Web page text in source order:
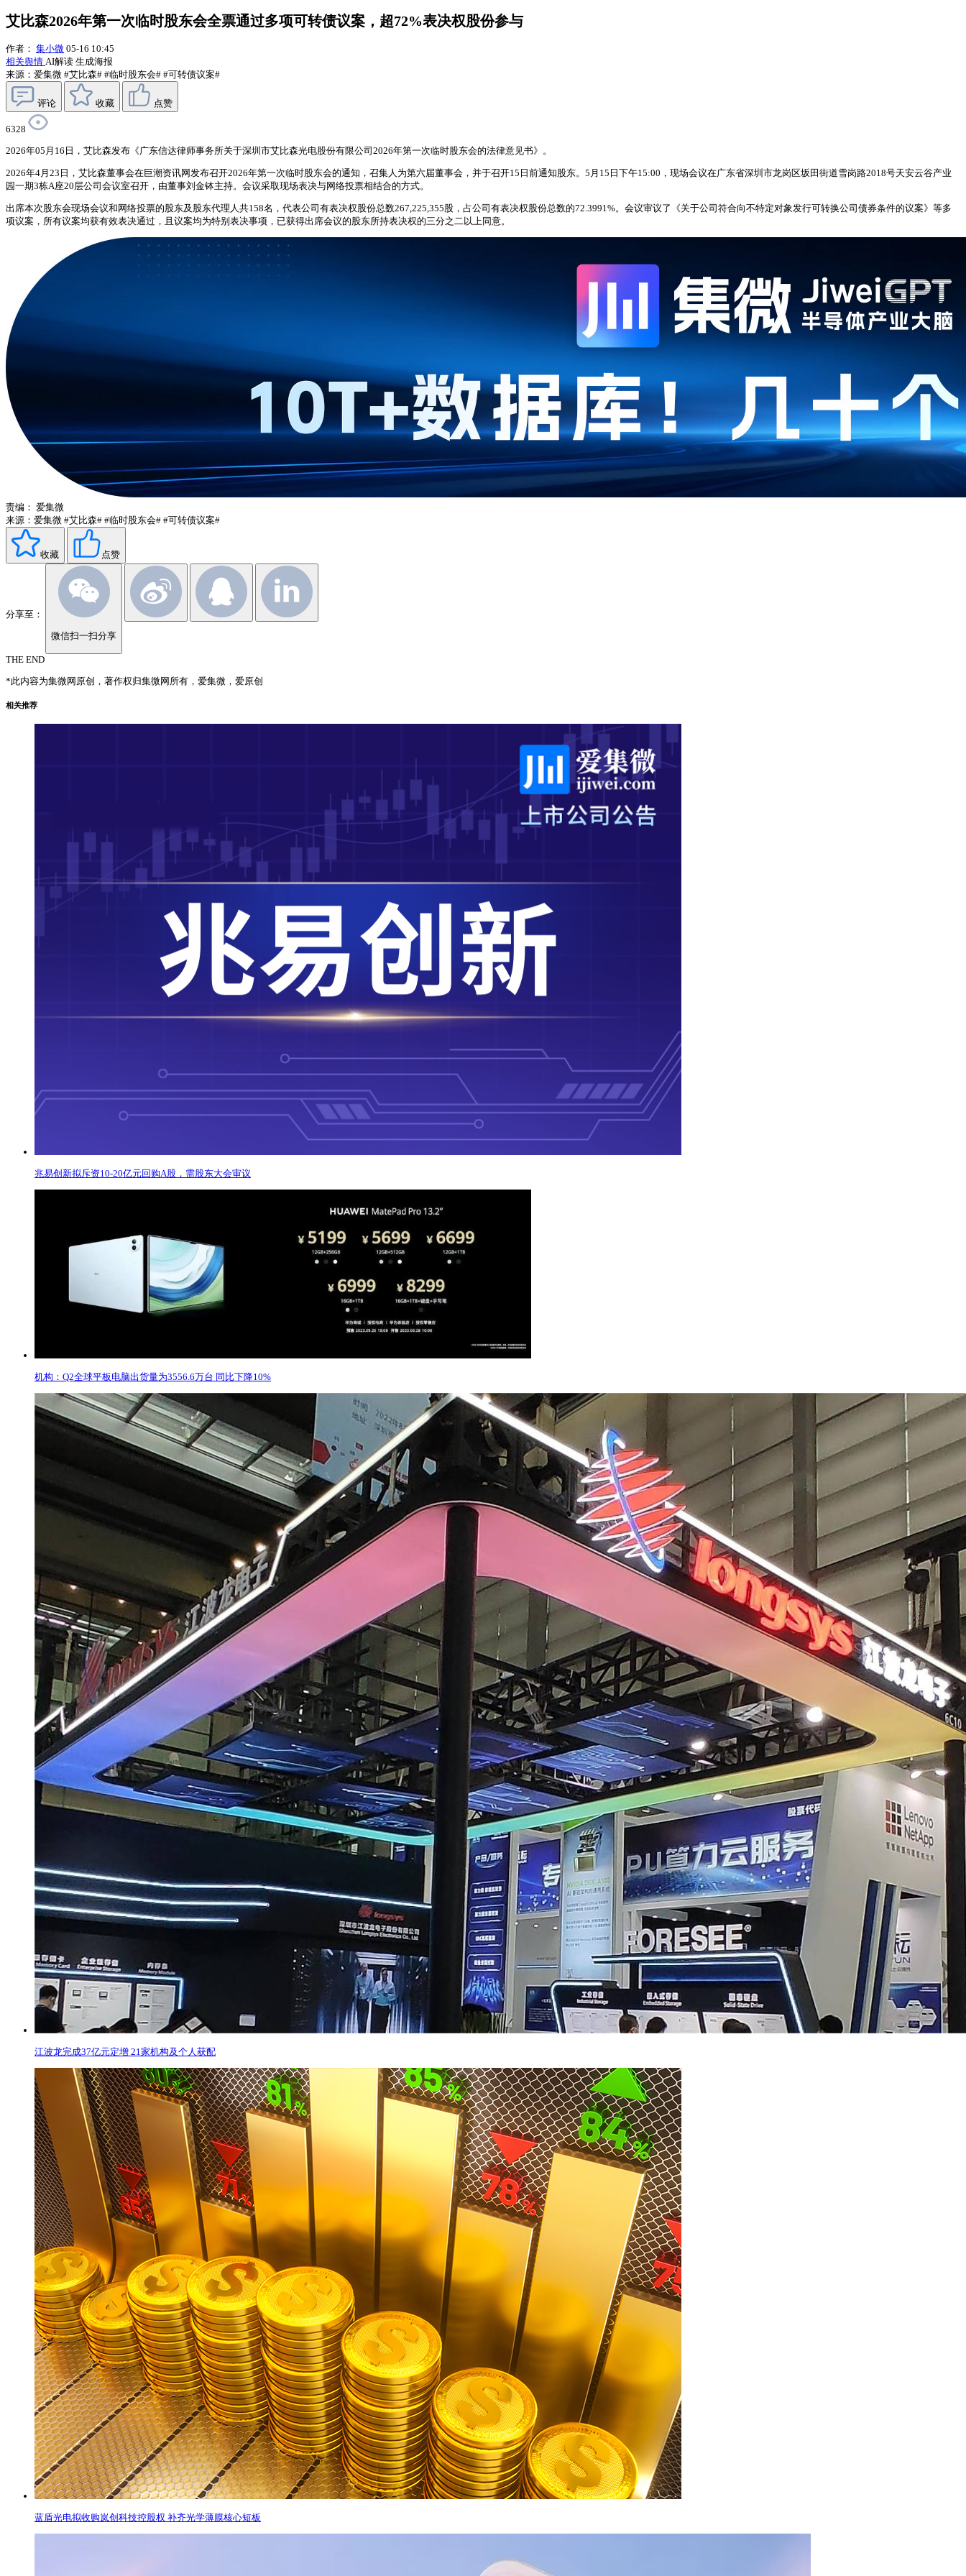
艾比森2026年第一次临时股东会全票通过多项可转债议案，超72%表决权股份参与
作者： 集小微 05-16 10:45
相关舆情 AI解读 生成海报
来源：爱集微 #艾比森# #临时股东会# #可转债议案#
评论 收藏 点赞
6328
2026年05月16日，艾比森发布《广东信达律师事务所关于深圳市艾比森光电股份有限公司2026年第一次临时股东会的法律意见书》。
2026年4月23日，艾比森董事会在巨潮资讯网发布召开2026年第一次临时股东会的通知，召集人为第六届董事会，并于召开15日前通知股东。5月15日下午15:00，现场会议在广东省深圳市龙岗区坂田街道雪岗路2018号天安云谷产业
园一期3栋A座20层公司会议室召开，由董事刘金钵主持。会议采取现场表决与网络投票相结合的方式。
出席本次股东会现场会议和网络投票的股东及股东代理人共158名，代表公司有表决权股份总数267,225,355股，占公司有表决权股份总数的72.3991%。会议审议了《关于公司符合向不特定对象发行可转换公司债券条件的议案》等多
项议案，所有议案均获有效表决通过，且议案均为特别表决事项，已获得出席会议的股东所持表决权的三分之二以上同意。
责编： 爱集微
来源：爱集微 #艾比森# #临时股东会# #可转债议案#
收藏 点赞
分享至：
微信扫一扫分享
THE END
*此内容为集微网原创，著作权归集微网所有，爱集微，爱原创
相关推荐
兆易创新拟斥资10-20亿元回购A股，需股东大会审议
机构：Q2全球平板电脑出货量为3556.6万台 同比下降10%
江波龙完成37亿元定增 21家机构及个人获配
蓝盾光电拟收购岚创科技控股权 补齐光学薄膜核心短板